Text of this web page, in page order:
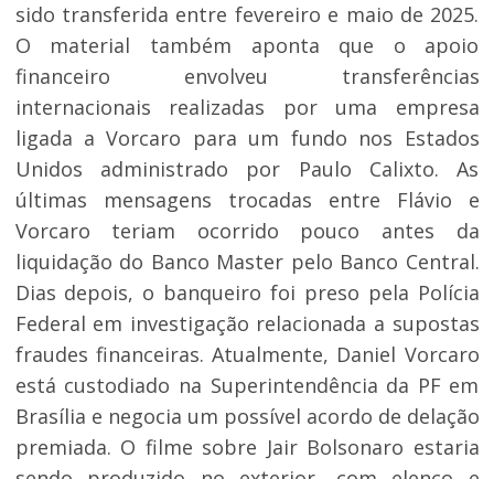
sido transferida entre fevereiro e maio de 2025.
O material também aponta que o apoio
financeiro envolveu transferências
internacionais realizadas por uma empresa
ligada a Vorcaro para um fundo nos Estados
Unidos administrado por Paulo Calixto. As
últimas mensagens trocadas entre Flávio e
Vorcaro teriam ocorrido pouco antes da
liquidação do Banco Master pelo Banco Central.
Dias depois, o banqueiro foi preso pela Polícia
Federal em investigação relacionada a supostas
fraudes financeiras. Atualmente, Daniel Vorcaro
está custodiado na Superintendência da PF em
Brasília e negocia um possível acordo de delação
premiada. O filme sobre Jair Bolsonaro estaria